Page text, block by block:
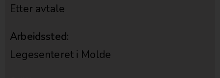
Etter avtale
Arbeidssted:
Legesenteret i Molde